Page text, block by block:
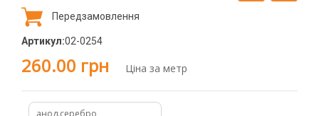
Передзамовлення
Артикул:02-0254
260.00 грн Ціна за метр
анод.серебро